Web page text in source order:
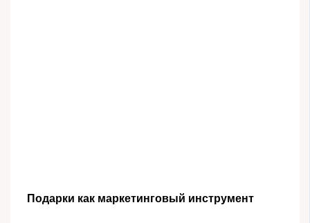
Подарки как маркетинговый инструмент